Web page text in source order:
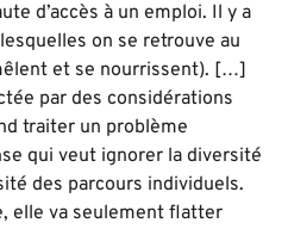
d’accès à un emploi. Il y a
on se retrouve au
et se nourrissent). […]
par des considérations
traiter un problème
qui veut ignorer la diversité
des parcours individuels.
elle va seulement flatter